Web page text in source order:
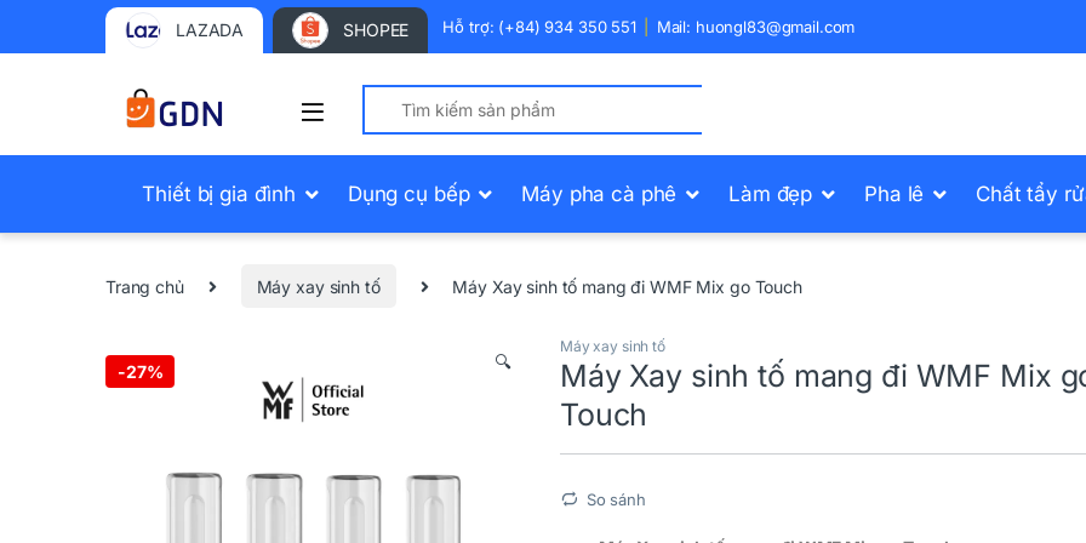
LAZADA SHOPEE Hỗ trợ: (+84) 934 350 551 Mail: huongl83@gmail.com
Search for:
Thiết bị gia đình Dụng cụ bếp Máy pha cà phê Làm đẹp Pha lê Chất tẩy
Trang chủ Máy xay sinh tố Máy Xay sinh tố mang đi WMF Mix go Touch
-27% 🔍
Máy xay sinh tố
Máy Xay sinh tố mang đi WMF Mix
Touch
So sánh